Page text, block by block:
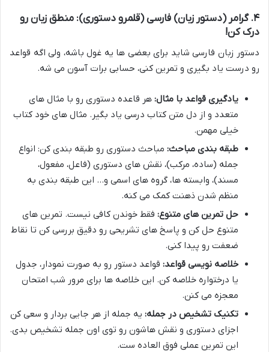
۴. گرامر (دستور زبان) فارسی (قلمرو دستوری): منطق زبان رو
درک کن!
دستور زبان فارسی شاید برای بعضی ها یه غول باشه، ولی اگه قواعد
رو درست یاد بگیری و تمرین کنی، حسابی برات آسون می شه.
یادگیری قواعد با مثال: هر قاعده دستوری رو با مثال های
متعدد و از دل متن کتاب درسی یاد بگیر. مثال های خود کتاب
خیلی مهمن.
طبقه بندی مباحث: مباحث دستوری رو طبقه بندی کن: انواع
جمله (ساده، مرکب)، نقش های دستوری (فاعل، مفعول،
مسند)، وابسته ها، گروه های اسمی و… این طبقه بندی به
منظم شدن ذهنت کمک می کنه.
حل تمرین های متنوع: فقط خوندن کافی نیست. تمرین های
متنوع حل کن و پاسخ های تشریحی رو دقیق بررسی کن تا نقاط
ضعفت رو پیدا کنی.
خلاصه نویسی قواعد: قواعد دستور رو به صورت نمودار، جدول
یا درختواره خلاصه کن. این خلاصه ها برای مرور شب امتحان
معجزه می کنن.
تکنیک تشخیص در جمله: یه جمله از هر جایی بردار و سعی کن
اجزای دستوری و نقش هاشون رو توی اون جمله تشخیص بدی.
این تمرین عملی فوق العاده ست.